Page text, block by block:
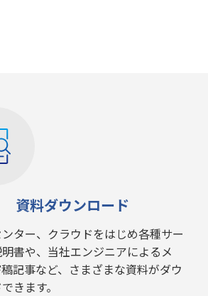
資料ダウンロード
ター、クラウドをはじめ各種サー
書や、当社エンジニアによるメ
記事など、さまざまな資料がダウ
きます。